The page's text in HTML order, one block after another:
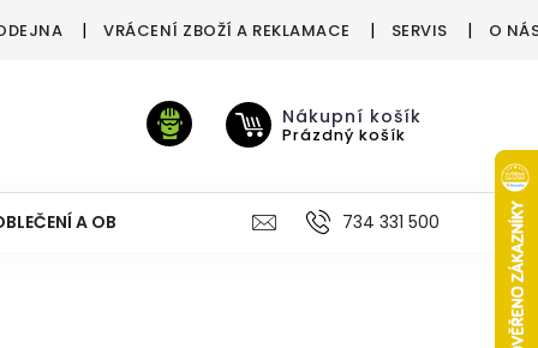
VRÁCENÍ ZBOŽÍ A REKLAMACE SERVIS O
Nákupní košík
Prázdný košík
A OBUV VÝŽIVA VÝPRODEJ %
734 331 500